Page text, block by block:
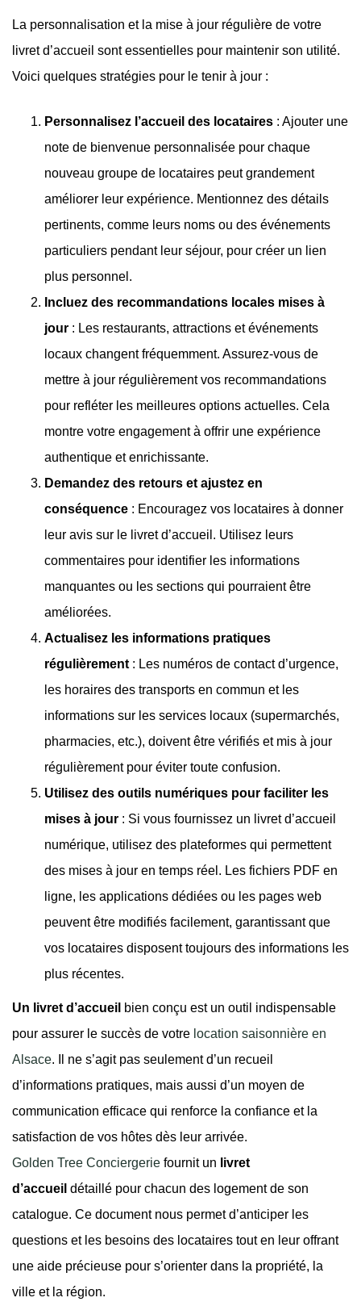
La personnalisation et la mise à jour régulière de votre
livret d’accueil sont essentielles pour maintenir son utilité.
Voici quelques stratégies pour le tenir à jour :
Personnalisez l’accueil des locataires : Ajouter une
note de bienvenue personnalisée pour chaque
nouveau groupe de locataires peut grandement
améliorer leur expérience. Mentionnez des détails
pertinents, comme leurs noms ou des événements
particuliers pendant leur séjour, pour créer un lien
plus personnel.
Incluez des recommandations locales mises à
jour : Les restaurants, attractions et événements
locaux changent fréquemment. Assurez-vous de
mettre à jour régulièrement vos recommandations
pour refléter les meilleures options actuelles. Cela
montre votre engagement à offrir une expérience
authentique et enrichissante.
Demandez des retours et ajustez en
conséquence : Encouragez vos locataires à donner
leur avis sur le livret d’accueil. Utilisez leurs
commentaires pour identifier les informations
manquantes ou les sections qui pourraient être
améliorées.
Actualisez les informations pratiques
régulièrement : Les numéros de contact d’urgence,
les horaires des transports en commun et les
informations sur les services locaux (supermarchés,
pharmacies, etc.), doivent être vérifiés et mis à jour
régulièrement pour éviter toute confusion.
Utilisez des outils numériques pour faciliter les
mises à jour : Si vous fournissez un livret d’accueil
numérique, utilisez des plateformes qui permettent
des mises à jour en temps réel. Les fichiers PDF en
ligne, les applications dédiées ou les pages web
peuvent être modifiés facilement, garantissant que
vos locataires disposent toujours des informations les
plus récentes.
Un livret d’accueil bien conçu est un outil indispensable
pour assurer le succès de votre location saisonnière en
Alsace. Il ne s’agit pas seulement d’un recueil
d’informations pratiques, mais aussi d’un moyen de
communication efficace qui renforce la confiance et la
satisfaction de vos hôtes dès leur arrivée.
Golden Tree Conciergerie fournit un livret
d’accueil détaillé pour chacun des logement de son
catalogue. Ce document nous permet d’anticiper les
questions et les besoins des locataires tout en leur offrant
une aide précieuse pour s’orienter dans la propriété, la
ville et la région.